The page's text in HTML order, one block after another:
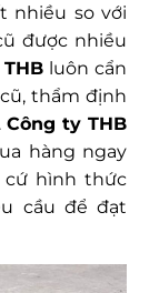
nhiều so với
được nhiều
luôn cẩn
thẩm định
Công ty THB
hàng ngay
cứ hình thức
cầu để đạt